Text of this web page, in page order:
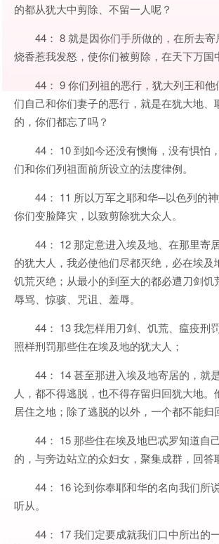
的都从犹大中剪除、不留一人呢？
44： 8 就是因你们手所做的，在所去
烧香惹我发怒，使你们被剪除，在天下万国
44： 9 你们列祖的恶行，犹大列王和
们自己和你们妻子的恶行，就是在犹大地、
的，你们都忘了吗？
44： 10 到如今还没有懊悔，没有惧怕
们和你们列祖面前所设立的法度律例。
44： 11 所以万军之耶和华─以色列的
你们变脸降灾，以致剪除犹大众人。
44： 12 那定意进入埃及地、在那里寄
的犹大人，我必使他们尽都灭绝，必在埃及
饥荒灭绝；从最小的到至大的都必遭刀剑饥
辱骂、惊骇、咒诅、羞辱。
44： 13 我怎样用刀剑、饥荒、瘟疫刑
照样刑罚那些住在埃及地的犹大人；
44： 14 甚至那进入埃及地寄居的，就
人，都不得逃脱，也不得存留归回犹大地。
居住之地；除了逃脱的以外，一个都不能归
44： 15 那些住在埃及地巴忒罗知道自
的，与旁边站立的众妇女，聚集成群，回答
44： 16 论到你奉耶和华的名向我们所
听从。
44： 17 我们定要成就我们口中所出的